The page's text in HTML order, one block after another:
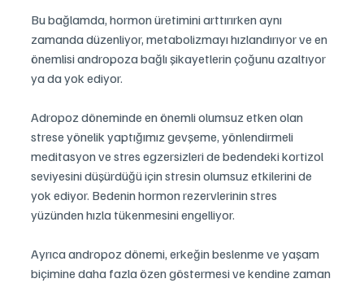
Bu bağlamda, hormon üretimini arttırırken aynı
zamanda düzenliyor, metabolizmayı hızlandırıyor ve en
önemlisi andropoza bağlı şikayetlerin çoğunu azaltıyor
ya da yok ediyor.
Adropoz döneminde en önemli olumsuz etken olan
strese yönelik yaptığımız gevşeme, yönlendirmeli
meditasyon ve stres egzersizleri de bedendeki kortizol
seviyesini düşürdüğü için stresin olumsuz etkilerini de
yok ediyor. Bedenin hormon rezervlerinin stres
yüzünden hızla tükenmesini engelliyor.
Ayrıca andropoz dönemi, erkeğin beslenme ve yaşam
biçimine daha fazla özen göstermesi ve kendine zaman